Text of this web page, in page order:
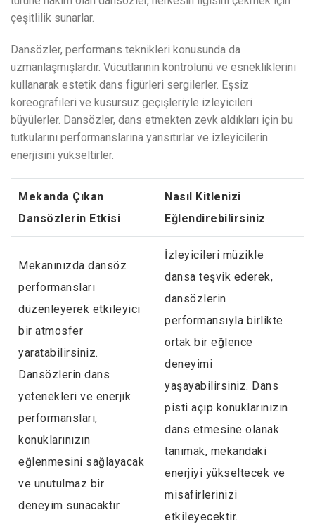
çeşitlilik sunarlar.
Dansözler, performans teknikleri konusunda da
uzmanlaşmışlardır. Vücutlarının kontrolünü ve esnekliklerini
kullanarak estetik dans figürleri sergilerler. Eşsiz
koreografileri ve kusursuz geçişleriyle izleyicileri
büyülerler. Dansözler, dans etmekten zevk aldıkları için bu
tutkularını performanslarına yansıtırlar ve izleyicilerin
enerjisini yükseltirler.
Mekanda Çıkan
Dansözlerin Etkisi
Nasıl Kitlenizi
Eğlendirebilirsiniz
Mekanınızda dansöz
performansları
düzenleyerek etkileyici
bir atmosfer
yaratabilirsiniz.
Dansözlerin dans
yetenekleri ve enerjik
performansları,
konuklarınızın
eğlenmesini sağlayacak
ve unutulmaz bir
deneyim sunacaktır.
İzleyicileri müzikle
dansa teşvik ederek,
dansözlerin
performansıyla birlikte
ortak bir eğlence
deneyimi
yaşayabilirsiniz. Dans
pisti açıp konuklarınızın
dans etmesine olanak
tanımak, mekandaki
enerjiyi yükseltecek ve
misafirlerinizi
etkileyecektir.